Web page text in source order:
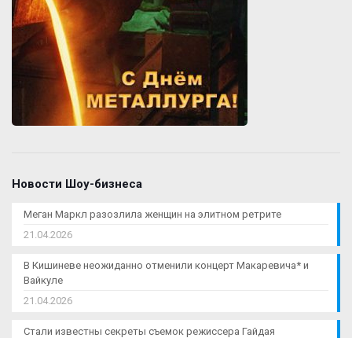
Новости Шоу-бизнеса
Меган Маркл разозлила женщин на элитном ретрите
21.04.2026
В Кишиневе неожиданно отменили концерт Макаревича* и
Вайкуле
21.04.2026
Стали известны секреты съемок режиссера Гайдая